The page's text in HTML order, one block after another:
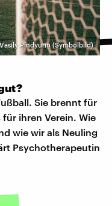
Pindyurin (Symbolbild)
Sie brennt für
ihren Verein. Wie
wie wir als Neuling
Psychotherapeutin